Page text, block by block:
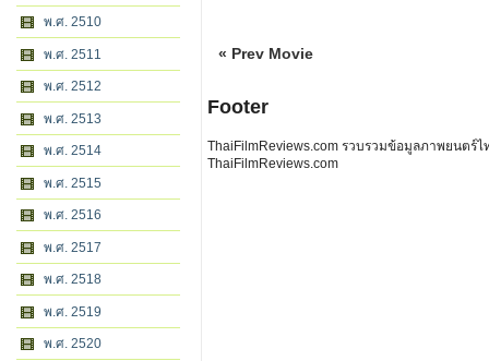
พ.ศ. 2510
พ.ศ. 2511
พ.ศ. 2512
พ.ศ. 2513
พ.ศ. 2514
พ.ศ. 2515
พ.ศ. 2516
พ.ศ. 2517
พ.ศ. 2518
พ.ศ. 2519
พ.ศ. 2520
« Prev Movie
Footer
ThaiFilmReviews.com รวบรวมข้อมูลภาพยนตร์
ThaiFilmReviews.com